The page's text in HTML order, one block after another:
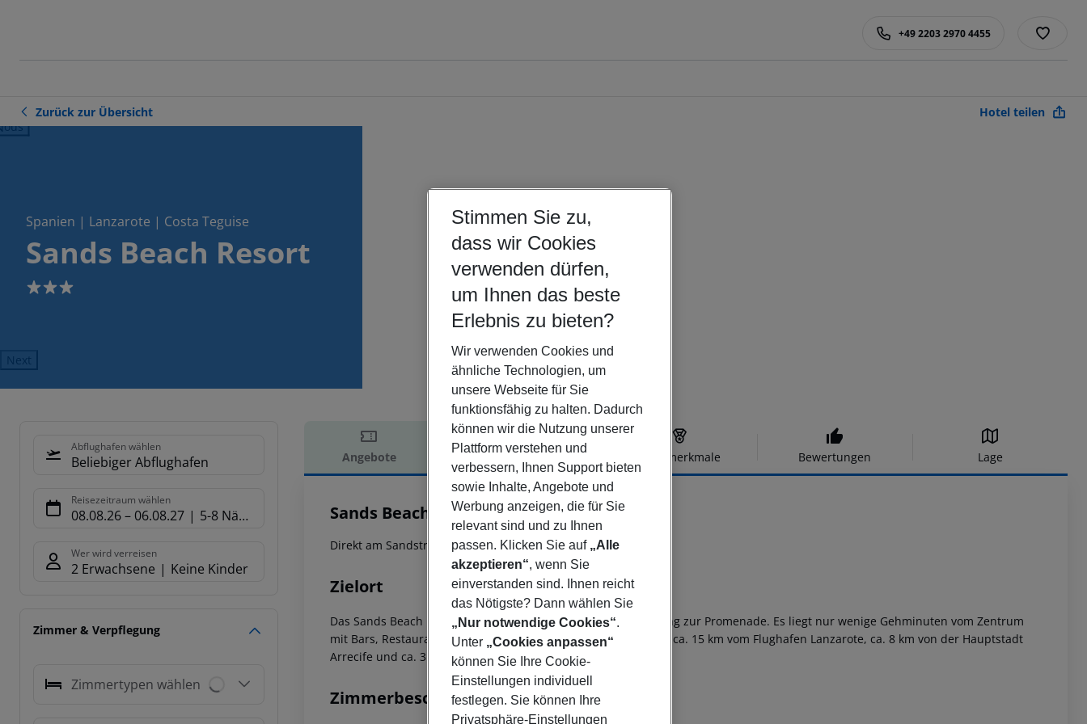
+49 2203 2970 4455
Zurück zur Übersicht Hotel teilen
Spanien | Lanzarote | Costa Teguise
Sands Beach Resort
3
Next
Abflughafen wählen
Beliebiger Abflughafen
Reisezeitraum wählen
08.08.26– 06.08.27 5-8 Nächte
Wer wird verreisen
2 Erwachsene Keine Kinder
Zimmer & Verpflegung
Zimmertypen wählen
Angebote Hotelbeschreibung Hotelmerkmale Bewertungen Lage
Hotelbeschreibung
Sands Beach Resort
3
Direkt am Sandstrand gelegen!
Zielort
Das Sands Beach Resort in Costa Teguise bietet direkten Zugang zur Promenade. Es liegt nur wenige Gehminuten vom Zentrum
mit Bars, Restaurants und Geschäften entfernt. Das Hotel liegt ca. 15 km vom Flughafen Lanzarote, ca. 8 km von der Hauptstadt
Arrecife und ca. 3 km vom Golfplatz Costa Teguise entfernt.
Zimmerbeschreibung
Stimmen Sie zu,
dass wir Cookies
verwenden dürfen,
um Ihnen das beste
Erlebnis zu bieten?
Wir verwenden Cookies und
ähnliche Technologien, um
unsere Webseite für Sie
funktionsfähig zu halten. Dadurch
können wir die Nutzung unserer
Plattform verstehen und
verbessern, Ihnen Support bieten
sowie Inhalte, Angebote und
Werbung anzeigen, die für Sie
relevant sind und zu Ihnen
passen. Klicken Sie auf „Alle
akzeptieren“, wenn Sie
einverstanden sind. Ihnen reicht
das Nötigste? Dann wählen Sie
„Nur notwendige Cookies“.
Unter „Cookies anpassen“
können Sie Ihre Cookie-
Einstellungen individuell
festlegen. Sie können Ihre
Privatsphäre-Einstellungen